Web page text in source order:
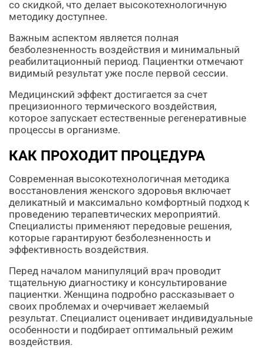
со скидкой, что делает высокотехнологичную
методику доступнее.
Важным аспектом является полная
безболезненность воздействия и минимальный
реабилитационный период. Пациентки отмечают
видимый результат уже после первой сессии.
Медицинский эффект достигается за счет
прецизионного термического воздействия,
которое запускает естественные регенеративные
процессы в организме.
КАК ПРОХОДИТ ПРОЦЕДУРА
Современная высокотехнологичная методика
восстановления женского здоровья включает
деликатный и максимально комфортный подход к
проведению терапевтических мероприятий.
Специалисты применяют передовые решения,
которые гарантируют безболезненность и
эффективность воздействия.
Перед началом манипуляций врач проводит
тщательную диагностику и консультирование
пациентки. Женщина подробно рассказывает о
своих проблемах и очерчивает желаемый
результат. Специалист оценивает индивидуальные
особенности и подбирает оптимальный режим
воздействия.